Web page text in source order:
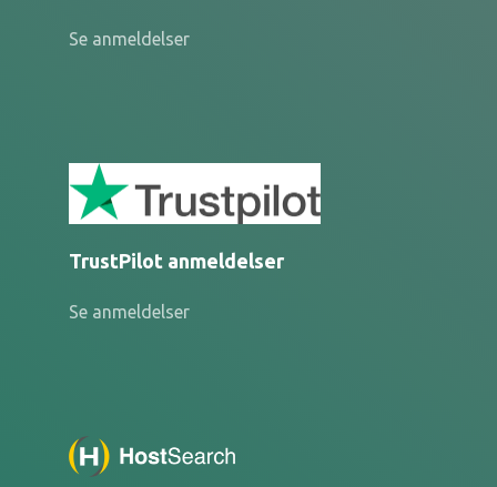
Se anmeldelser
TrustPilot anmeldelser
Se anmeldelser